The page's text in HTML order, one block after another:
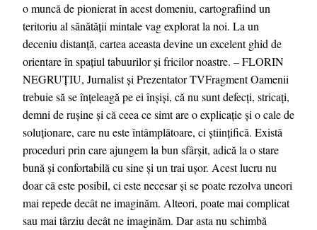
o muncă de pionierat în acest domeniu, cartografiind un
teritoriu al sănătății mintale vag explorat la noi. La un
deceniu distanță, cartea aceasta devine un excelent ghid de
orientare în spațiul tabuurilor și fricilor noastre. – FLORIN
NEGRUȚIU, Jurnalist și Prezentator TVFragment Oamenii
trebuie să se înțeleagă pe ei înşişi, că nu sunt defecți, stricați,
demni de rușine și că ceea ce simt are o explicație şi o cale de
soluționare, care nu este întâmplătoare, ci științifică. Există
proceduri prin care ajungem la bun sfârșit, adică la o stare
bună și confortabilă cu sine și un trai ușor. Acest lucru nu
doar că este posibil, ci este necesar și se poate rezolva uneori
mai repede decât ne imaginăm. Alteori, poate mai complicat
sau mai târziu decât ne imaginăm. Dar asta nu schimbă